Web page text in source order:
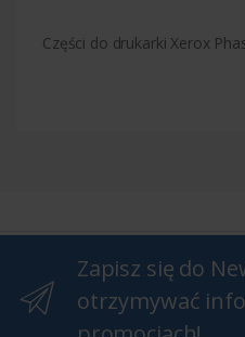
Części do drukarki Xerox
Zapisz się do
otrzymywać